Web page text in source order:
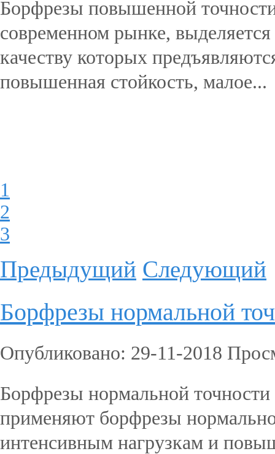
Борфрезы повышенной
современном рынке,
качеству которых
повышенная стойкость, малое...
1
2
3
Предыдущий Следующий
Борфрезы нормальной
Опубликовано: 29-11-2018
Борфрезы нормальной
применяют борфрезы
интенсивным нагрузкам и